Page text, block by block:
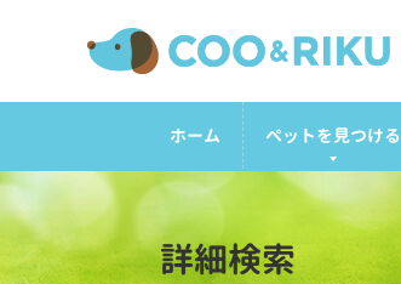
ホーム ペットを見つける
詳細検索